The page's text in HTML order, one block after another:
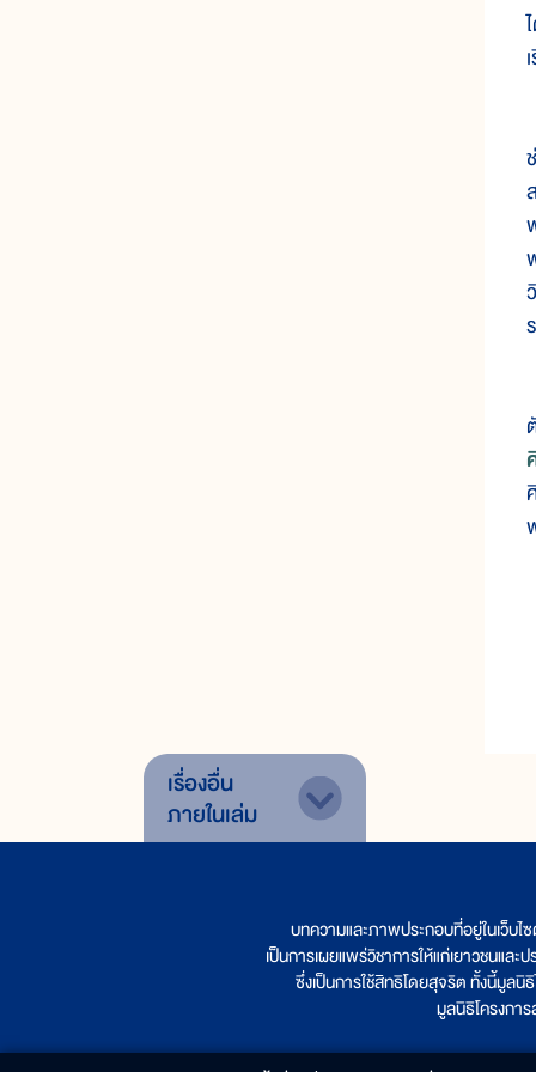
เรื่องอื่น
ภายในเล่ม
บทความและภาพประกอบที่อยู่ในเว็บ
เป็นการเผยแพร่วิชาการให้แก่เยาวชนแล
ซึ่งเป็นการใช้สิทธิโดยสุจริต ทั้งนี้มูลนิ
มูลนิธิโครงกา